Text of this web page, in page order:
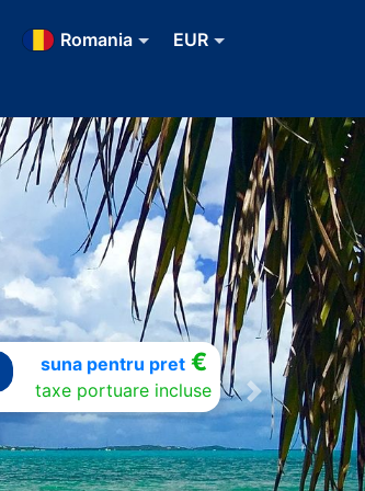
Romania EUR
suna pentru pret€
taxe portuare incluse
Next